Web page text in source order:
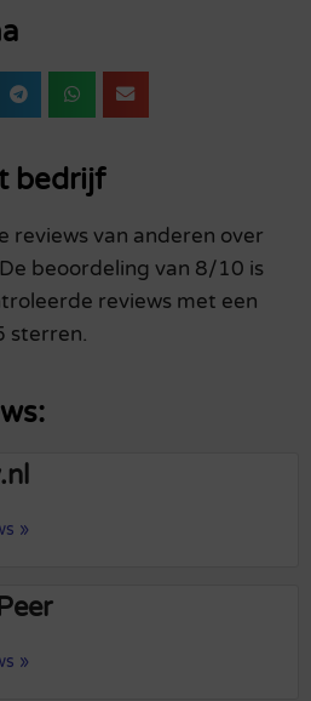
bedrijf
reviews van anderen over
beoordeling van 8/10 is
reviews met een
sterren.
»
»